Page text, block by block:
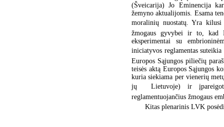
(Šveicarija) Jo Eminencija
žemyno aktualijomis. Esama
moralinių nuostatų. Yra kilusi
žmogaus gyvybei ir to, kad
eksperimentai su
iniciatyvos reglamentas
Europos Sąjungos piliečių
teisės aktą Europos Sąjungos
kuria siekiama per vienerių
jų  Lietuvoje) ir
reglamentuojančius žmogaus
Kitas plenarinis LVK